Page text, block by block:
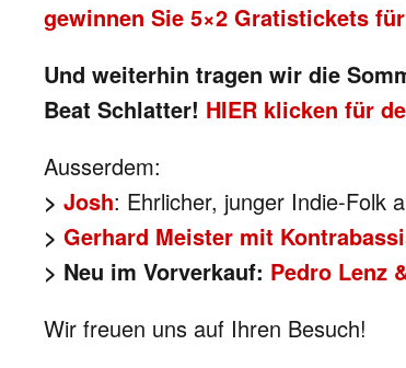
gewinnen Sie 5×2 Gratistickets
Und weiterhin tragen wir die
Beat Schlatter! HIER klicken für
Ausserdem:
> Josh: Ehrlicher, junger Indie-Folk
> Gerhard Meister mit
> Neu im Vorverkauf: Pedro Lenz
Wir freuen uns auf Ihren Besuch!